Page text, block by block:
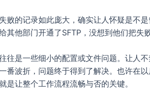
败的记录如此庞大，确实让人怀疑是不
其他部门开通了SFTP，没想到他们把失
往是一些细小的配置或文件问题。让人
番波折，问题终于得到了解决。也许在
是让整个工作流程流畅与否的关键。